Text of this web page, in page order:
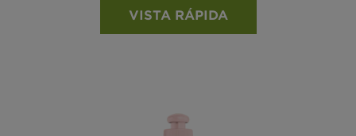
VISTA RÁPIDA